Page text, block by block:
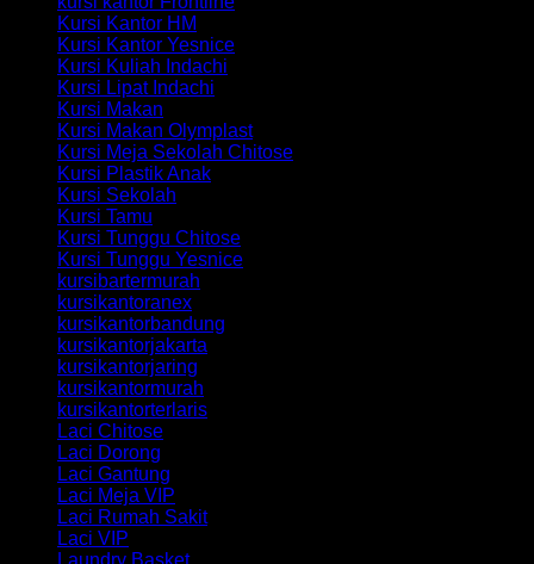
Kursi Kantor HM
Kursi Kantor Yesnice
Kursi Kuliah Indachi
Kursi Lipat Indachi
Kursi Makan
Kursi Makan Olymplast
Kursi Meja Sekolah Chitose
Kursi Plastik Anak
Kursi Sekolah
Kursi Tamu
Kursi Tunggu Chitose
Kursi Tunggu Yesnice
kursibartermurah
kursikantoranex
kursikantorbandung
kursikantorjakarta
kursikantorjaring
kursikantormurah
kursikantorterlaris
Laci Chitose
Laci Dorong
Laci Gantung
Laci Meja VIP
Laci Rumah Sakit
Laci VIP
Laundry Basket